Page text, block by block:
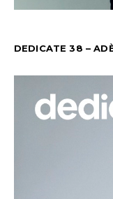
DEDICATE 38 –